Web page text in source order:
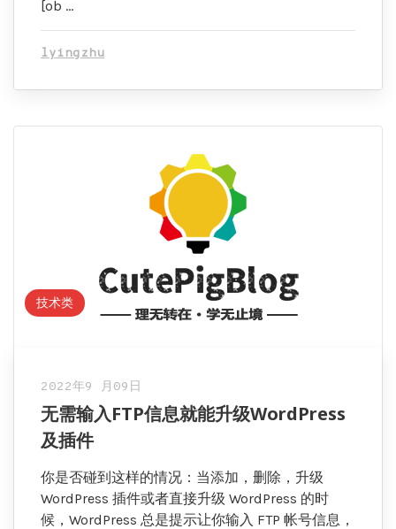
[ob …
lyingzhu
技术类
2022年9 月09日
无需输入FTP信息就能升级WordPress
及插件
你是否碰到这样的情况：当添加，删除，升级
WordPress 插件或者直接升级 WordPress 的时
候，WordPress 总是提示让你输入 FTP 帐号信息，